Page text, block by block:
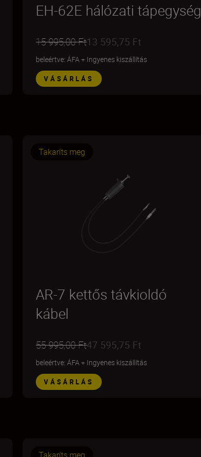
EH-62E hálózati tápegység
15 995,00 Ft13 595,75 Ft
beleértve: ÁFA+ Ingyenes kiszállítás
VÁSÁRLÁS
Takaríts meg
AR-7 kettős távkioldó
kábel
55 995,00 Ft47 595,75 Ft
beleértve: ÁFA+ Ingyenes kiszállítás
VÁSÁRLÁS